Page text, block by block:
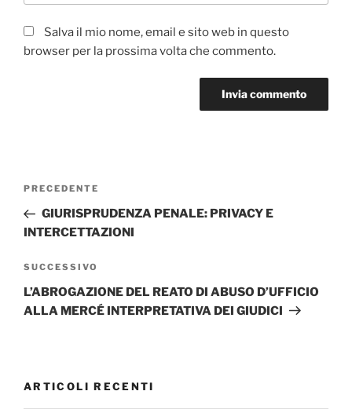
Salva il mio nome, email e sito web in questo
browser per la prossima volta che commento.
Navigazione
Articolo
precedente:
PRECEDENTE
GIURISPRUDENZA PENALE: PRIVACY E
INTERCETTAZIONI
Articolo
successivo
SUCCESSIVO
L’ABROGAZIONE DEL REATO DI ABUSO D’UFFICIO
ALLA MERCÉ INTERPRETATIVA DEI GIUDICI
ARTICOLI RECENTI